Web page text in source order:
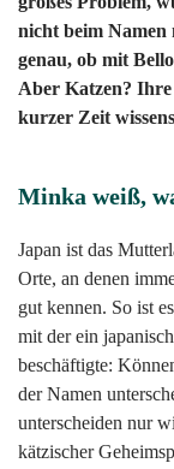
nicht beim Namen
genau, ob mit
Aber Katzen?
kurzer Zeit
Minka weiß,
Japan ist das
Orte, an denen
gut kennen. So ist
mit der ein
beschäftigte:
der Namen
unterscheiden nur
kätzischer